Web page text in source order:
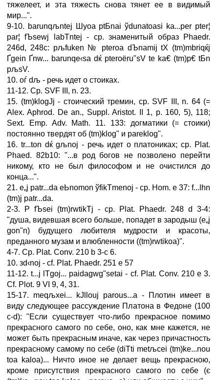
тяжелеет, и эта тяжесть снова тянет ее в видимый
мир...".
9-10. barunqљntej Шyoа ptБnai ўdunatoаsi ka...per pter¦
par¦ fЪsewj labТntej - ср. знаменитый образ Phaedr.
246d, 248c: pљfuken № pteroа dЪnamij tХ (tm)mbriqќj
Ґgein Ґnw... barunqe‹sa dќ pteroёru"sV te ka€ (tm)p€ tБn
pљsV.
10. oѓ dљ - речь идет о стоиках.
11-12. Ср. SVF III, n. 23.
15. (tm)klogЈj - стоический тремин, ср. SVF III, n. 64 (=
Alex. Aphrod. De an., Suppl. Aristot. II 1, p. 160, 5), 118;
Sext. Emp. Adv. Math. 11. 133: догматики (= стоики)
постоянно твердят об (tm)klog" и pareklog".
16. tr...ton dќ gљnoj - речь идет о платониках; ср. Plat.
Phaed. 82b10: "...в род богов не позволено перейти
никому, кто не был философом и не очистился до
конца...".
21. e„j patr...da eЬnomon ўfikТmenoj - ср. Hom. e 37: f...lhn
(tm)j patr...da.
2-3. Р fЪsei (tm)rwtikТj - ср. Plat. Phaedr. 248 d 3-4:
"душа, видевшая всего больше, попадет в зародыш (e„j
gon"n) будущего любителя мудрости и красоты,
преданного музам и влюбленности ((tm)rwtikoа)".
4-7. Ср. Plat. Conv. 210 b 3-c 6.
10. зd‹noj - cf. Plat. Phaedr. 251 e 57
11-12. t...j lТgoj... paidagwg"setai - cf. Plat. Conv. 210 e 3.
Cf. Plot. 9 VI 9, 4, 31.
15-17. meqљxei... kЈllouj parous...a - Плотин имеет в
виду следующее рассуждение Платона в Федоне (100
c-d): "Если существует что-либо прекрасное помимо
прекрасного самого по себе, оно, как мне кажется, не
может быть прекрасным иначе, как через причастность
прекрасному самому по себе (diТti metљcei (tm)ke...nou
toа kaloа)... Ничто иное не делает вещь прекрасною,
кроме присутствия прекрасного самого по себе (є